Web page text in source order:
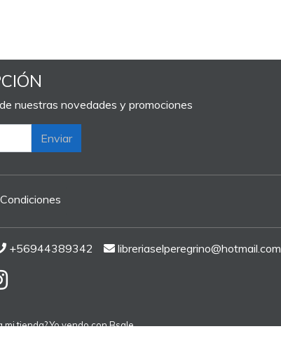
nuestras novedades y promociones
Enviar
Condiciones
+56944389342 libreriaselperegrino@hotmail.com
mi tienda? Yo vendo conBsale